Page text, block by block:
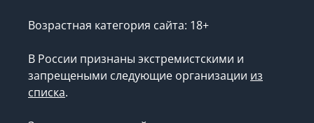
Возрастная категория сайта: 18+
В России признаны экстремистскими и
запрещеными следующие организации из
списка.